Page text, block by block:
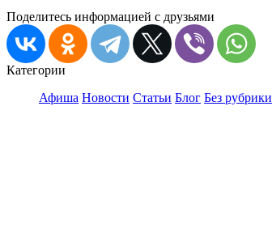
Поделитесь информацией с друзьями
Категории
Афиша Новости Статьи Блог Без рубрики